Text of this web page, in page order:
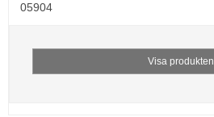
05904
Visa produkten